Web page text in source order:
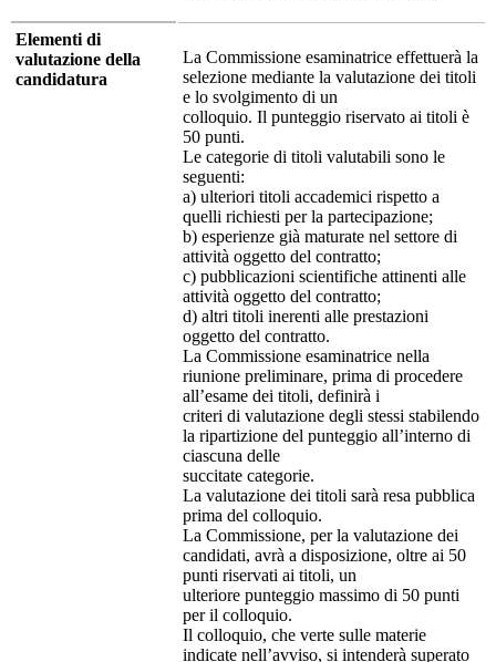
Elementi di
valutazione della
candidatura
La Commissione esaminatrice effettuerà la
selezione mediante la valutazione dei titoli
e lo svolgimento di un
colloquio. Il punteggio riservato ai titoli è
50 punti.
Le categorie di titoli valutabili sono le
seguenti:
a) ulteriori titoli accademici rispetto a
quelli richiesti per la partecipazione;
b) esperienze già maturate nel settore di
attività oggetto del contratto;
c) pubblicazioni scientifiche attinenti alle
attività oggetto del contratto;
d) altri titoli inerenti alle prestazioni
oggetto del contratto.
La Commissione esaminatrice nella
riunione preliminare, prima di procedere
all’esame dei titoli, definirà i
criteri di valutazione degli stessi stabilendo
la ripartizione del punteggio all’interno di
ciascuna delle
succitate categorie.
La valutazione dei titoli sarà resa pubblica
prima del colloquio.
La Commissione, per la valutazione dei
candidati, avrà a disposizione, oltre ai 50
punti riservati ai titoli, un
ulteriore punteggio massimo di 50 punti
per il colloquio.
Il colloquio, che verte sulle materie
indicate nell’avviso, si intenderà superato